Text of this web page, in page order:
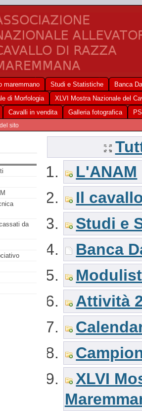
maremmano Studi e Statistiche
Banca
di Morfologia
XLVI Mostra Nazionale del
Cavalli in vendita Galleria fotografica
sito
da
L'ANAM
Il
Studi e
Banca
Attività
XLVI